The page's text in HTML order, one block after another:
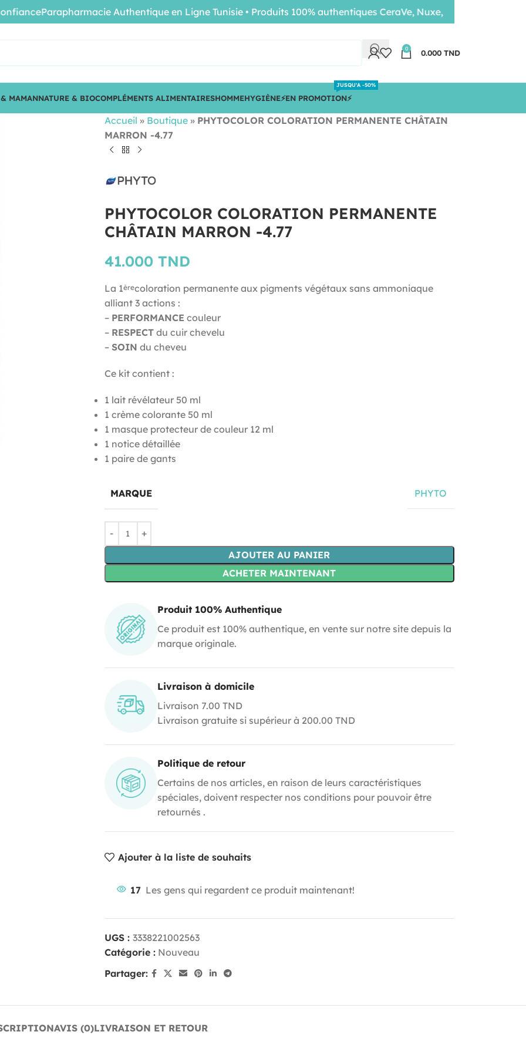
0 0.000 TND
MAMANNATURE & BIOCOMPLÉMENTS ALIMENTAIRESHOMMEHYGIÈNE⚡️EN PROMOTION⚡️
JUSQU'A -50%
Accueil » Boutique» PHYTOCOLOR COLORATION PERMANENTE CHÂTAIN
MARRON -4.77
PHYTOCOLOR COLORATION PERMANENTE
CHÂTAIN MARRON -4.77
41.000 TND
La 1èrecoloration permanente aux pigments végétaux sans ammoniaque
alliant 3 actions :
– PERFORMANCE couleur
– RESPECTdu cuir chevelu
– SOIN du cheveu
Ce kit contient :
1 lait révélateur 50 ml
1 crème colorante 50 ml
1 masque protecteur de couleur 12 ml
1 notice détaillée
1 paire de gants
MARQUE PHYTO
AJOUTER AU PANIER
ACHETER MAINTENANT
Produit 100% Authentique
Ce produit est 100% authentique, en vente sur notre site depuis la
marque originale.
Livraison à domicile
Livraison 7.00 TND
Livraison gratuite si supérieur à 200.00 TND
Politique de retour
Certains de nos articles, en raison de leurs caractéristiques
spéciales, doivent respecter nos conditions pour pouvoir être
retournés .
Ajouter à la liste de souhaits
17 Les gens qui regardent ce produit maintenant!
UGS : 3338221002563
Catégorie : Nouveau
Partager:
AVIS (0)LIVRAISON ET RETOUR
Parapharmacie Authentique en Ligne Tunisie • Produits 100% authentiques CeraVe, Nuxe, Bioderma • Livraison